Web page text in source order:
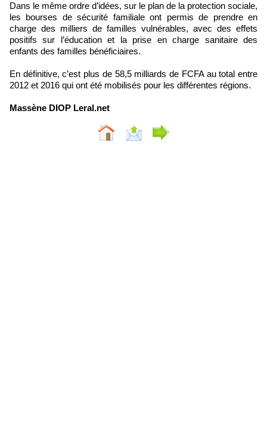
Dans le même ordre d’idées, sur le plan de la protection sociale,
les bourses de sécurité familiale ont permis de prendre en
charge des milliers de familles vulnérables, avec des effets
positifs sur l’éducation et la prise en charge sanitaire des
enfants des familles bénéficiaires.
En définitive, c’est plus de 58,5 milliards de FCFA au total entre
2012 et 2016 qui ont été mobilisés pour les différentes régions.
Massène DIOP Leral.net